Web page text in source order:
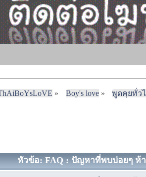
» Boy's love» พูดคุยทั่ว
หัวข้อ: FAQ : ปัญหาที่พบบ่อยๆ ห้